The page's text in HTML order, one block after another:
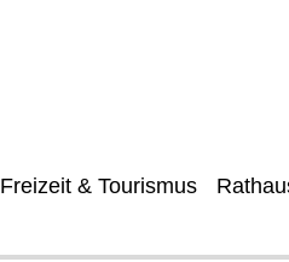
Freizeit & Tourismus